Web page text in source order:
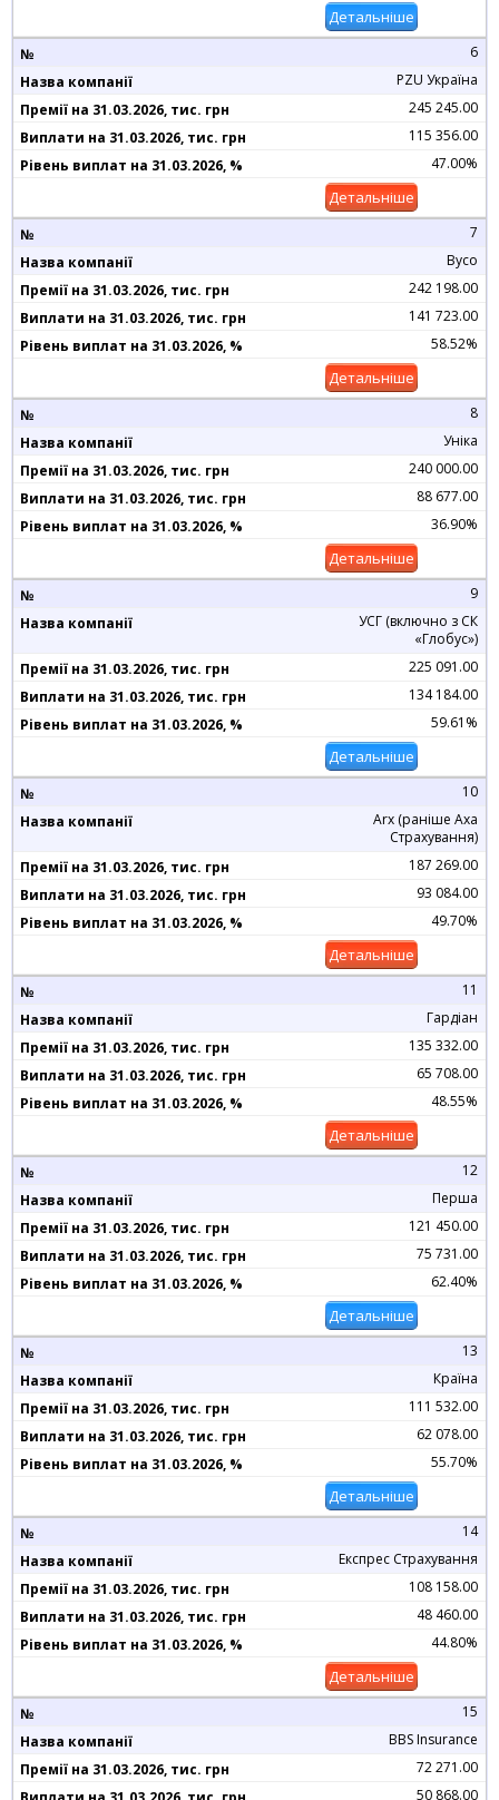
Детальніше
6
PZU Україна
245 245.00
115 356.00
47.00%
Детальніше
7
Вусо
242 198.00
141 723.00
58.52%
Детальніше
8
Уніка
240 000.00
88 677.00
36.90%
Детальніше
9
УСГ (включно з СК
«Глобус»)
225 091.00
134 184.00
59.61%
Детальніше
10
Arx (раніше Axa
Страхування)
187 269.00
93 084.00
49.70%
Детальніше
11
Гардіан
135 332.00
65 708.00
48.55%
Детальніше
12
Перша
121 450.00
75 731.00
62.40%
Детальніше
13
Країна
111 532.00
62 078.00
55.70%
Детальніше
14
Експрес Страхування
108 158.00
48 460.00
44.80%
Детальніше
15
BBS Insurance
72 271.00
50 868.00